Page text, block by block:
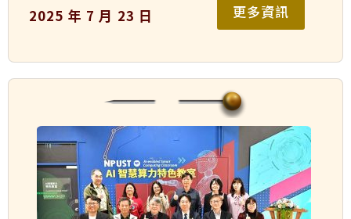
2025 年 7 月 23 日 更多資訊